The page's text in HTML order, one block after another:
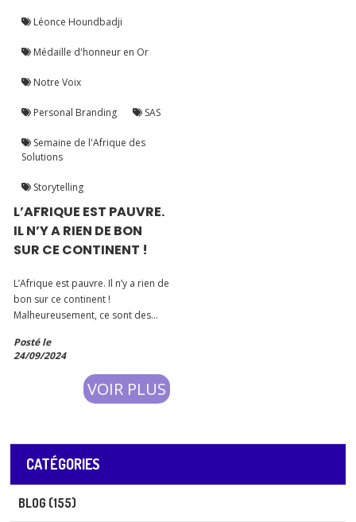
L’AFRIQUE EST PAUVRE.
IL N’Y A RIEN DE BON
SUR CE CONTINENT !
L’Afrique est pauvre. Il n’y a rien de
bon sur ce continent !
Malheureusement, ce sont des
plusieurs reprises, que ce soit
dans mon entourage proche ou
pas et/ou dans des contextes
professionnels. Laissez-moi vous
Posté le
24/09/2024
VOIR PLUS
Léonce Houndbadji
Médaille d'honneur en Or
Notre Voix
Personal Branding SAS
Semaine de l'Afrique des
Solutions
Storytelling
CATÉGORIES
BLOG (155)